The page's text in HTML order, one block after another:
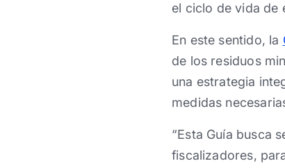
el ciclo de vida de
En este sentido, la
de los residuos
una estrategia
medidas
“Esta Guía busca
fiscalizadores,